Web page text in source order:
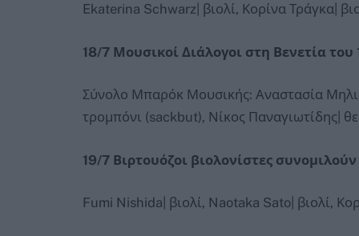
Ekaterina Schwarz| βιολί, Κορίνα Τράγκα|
18/7 Μουσικοί Διάλογοι στη Βενετία του
Σύνολο Μπαρόκ Μουσικής: Αναστασία
τρομπόνι (sackbut), Νίκος Παναγιωτίδης|
19/7 Βιρτουόζοι βιολονίστες
Fumi Nishida| βιολί, Naotaka Sato| βιολί,